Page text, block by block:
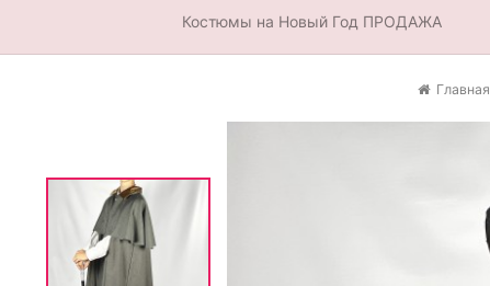
Костюмы на Новый Год ПРОДАЖА
Главная